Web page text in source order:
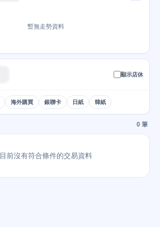
暫無走勢資料
顯示店休
海外購買 銀聯卡 日紙 韓紙
0 筆
目前沒有符合條件的交易資料